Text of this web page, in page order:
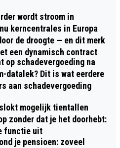
wordt stroom in
kerncentrales in Europa
de droogte — en dit merk
een dynamisch contract
op schadevergoeding na
datalek? Dit is wat eerdere
aan schadevergoeding
mogelijk tientallen
zonder dat je het doorhebt:
functie uit
je pensioen: zoveel